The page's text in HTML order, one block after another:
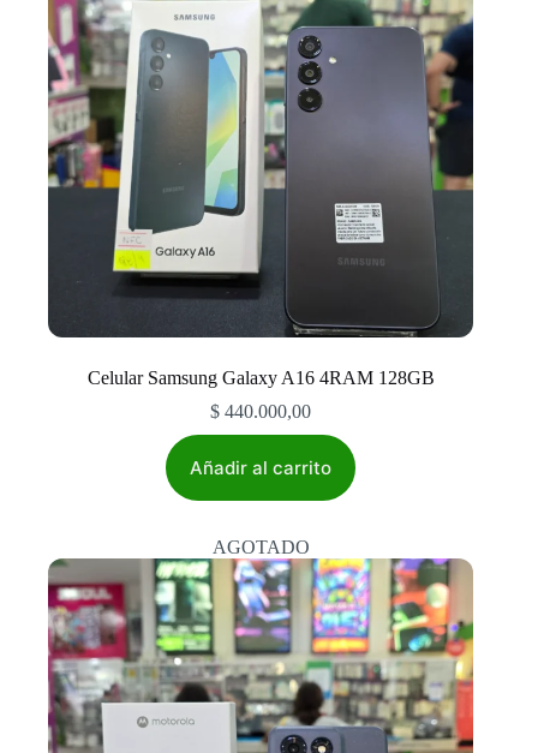
Celular Samsung Galaxy A16 4RAM 128GB
$ 440.000,00
Añadir al carrito
AGOTADO